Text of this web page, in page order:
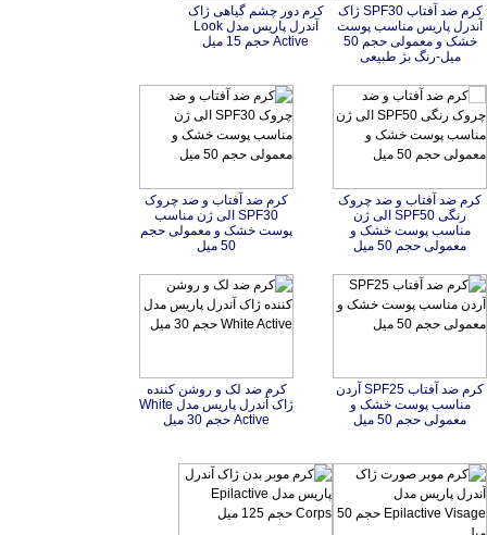
کرم ضد آفتاب SPF30 ژاک
آندرل پاریس مناﺳﺐ پوست
خشک و معمولی حجم 50
میل-رنگ بژ طبیعی
کرم دور چشم گیاهی ژاک
آندرل پاریس مدل Look
Active حجم 15 میل
کرم ضد آفتاب و ضد چروک
رنگی SPF50 الی ژن
مناسب پوست خشک و
معمولی حجم 50 میل
کرم ضد آفتاب و ضد چروک
SPF30 الی ژن مناسب
پوست خشک و معمولی حجم
50 میل
کرم ضد آفتاب SPF25 آردن
مناسب پوست خشک و
معمولی حجم 50 میل
کرم ضد لک و روشن کننده
ژاک آندرل پاریس مدل White
Active حجم 30 میل